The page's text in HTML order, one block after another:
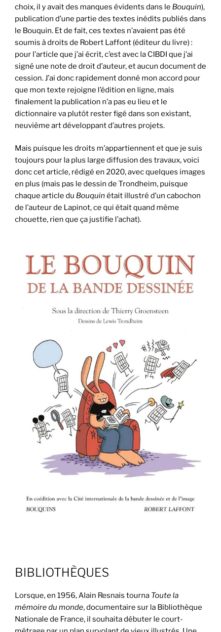
choix, il y avait des manques évidents dans le Bouquin),
publication d’une partie des textes inédits publiés dans
le Bouquin. Et de fait, ces textes n’avaient pas été
soumis à droits de Robert Laffont (éditeur du livre) :
pour l’article que j’ai écrit, c’est avec la CIBDI que j’ai
signé une note de droit d’auteur, et aucun document de
cession. J’ai donc rapidement donné mon accord pour
que mon texte rejoigne l’édition en ligne, mais
finalement la publication n’a pas eu lieu et le
dictionnaire va plutôt rester figé dans son existant,
neuvième art développant d’autres projets.
Mais puisque les droits m’appartiennent et que je suis
toujours pour la plus large diffusion des travaux, voici
donc cet article, rédigé en 2020, avec quelques images
en plus (mais pas le dessin de Trondheim, puisque
chaque article du Bouquin était illustré d’un cabochon
de l’auteur de Lapinot, ce qui était quand même
chouette, rien que ça justifie l’achat).
BIBLIOTHÈQUES
Lorsque, en 1956, Alain Resnais tourna Toute la
mémoire du monde, documentaire sur la Bibliothèque
Nationale de France, il souhaita débuter le court-